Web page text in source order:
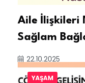
Aile İlişkileri
Sağlam
22.10.2025
YAŞAM